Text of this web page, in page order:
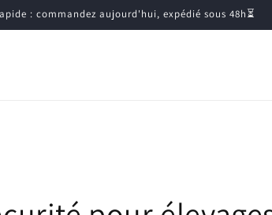
: commandez aujourd'hui, expédié sous 48h⏳